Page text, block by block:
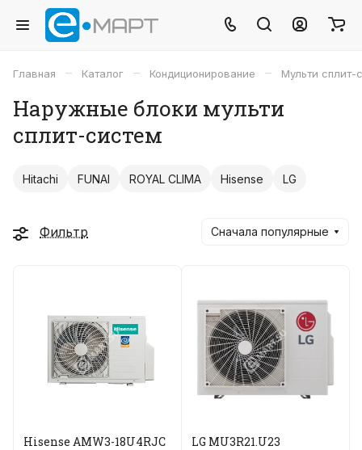
Главная – Каталог – Кондиционирование – Мульти сплит-
Наружные блоки мульти
сплит-систем
Hitachi FUNAI ROYAL CLIMA Hisense LG
Фильтр Сначала популярные
Hisense AMW3-18U4RJС
LG MU3R21.U23